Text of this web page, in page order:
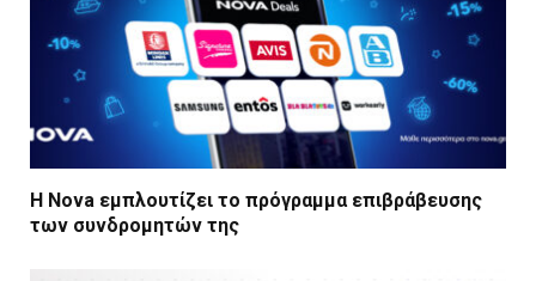
Η Nova εμπλουτίζει το πρόγραμμα επιβράβευσης
των συνδρομητών της